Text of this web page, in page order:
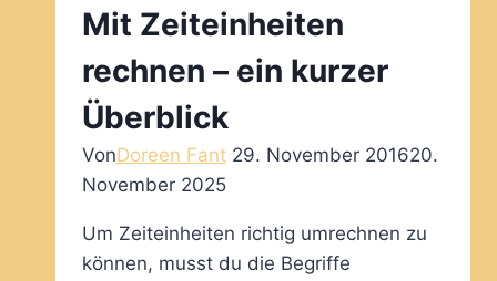
Mit Zeiteinheiten
rechnen – ein kurzer
Überblick
VonDoreen Fant 29. November 201620.
November 2025
Um Zeiteinheiten richtig umrechnen zu
können, musst du die Begriffe